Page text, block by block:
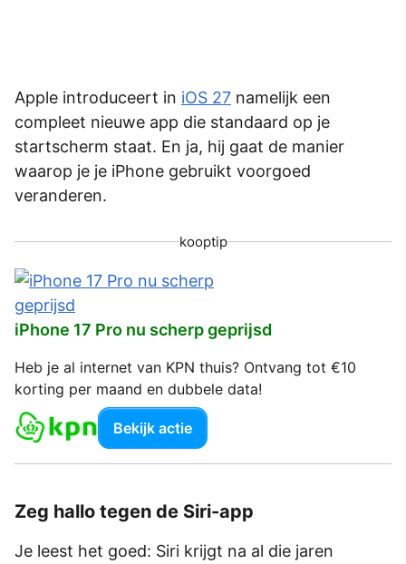
Apple introduceert in iOS 27 namelijk een
compleet nieuwe app die standaard op je
startscherm staat. En ja, hij gaat de manier
waarop je je iPhone gebruikt voorgoed
veranderen.
kooptip
iPhone 17 Pro nu scherp geprijsd
Heb je al internet van KPN thuis? Ontvang tot €10
korting per maand en dubbele data!
Bekijk actie
Zeg hallo tegen de Siri-app
Je leest het goed: Siri krijgt na al die jaren